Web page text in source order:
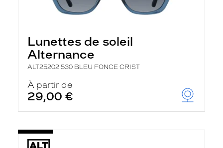
Lunettes de soleil
Alternance
ALT25202 530 BLEU FONCE CRIST
À partir de
29,00 €